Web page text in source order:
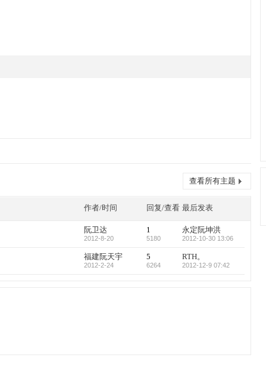
查看所有主题
作者/时间 回复/查看 最后发表
阮卫达
2012-8-20
1
5180
永定阮坤洪
2012-10-30 13:06
福建阮天宇
2012-2-24
5
6264
RTH。
2012-12-9 07:42